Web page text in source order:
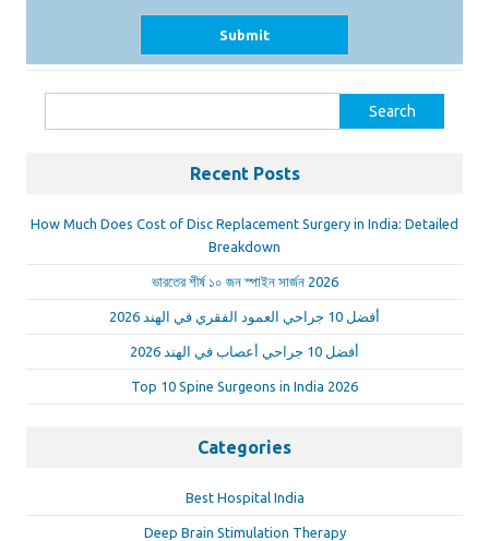
for:
Recent Posts
How Much Does Cost of Disc Replacement Surgery in India: Detailed
Breakdown
ভারতের শীর্ষ ১০ জন স্পাইন সার্জন 2026
أفضل 10 جراحي العمود الفقري في الهند 2026
أفضل 10 جراحي أعصاب في الهند 2026
Top 10 Spine Surgeons in India 2026
Categories
Best Hospital India
Deep Brain Stimulation Therapy